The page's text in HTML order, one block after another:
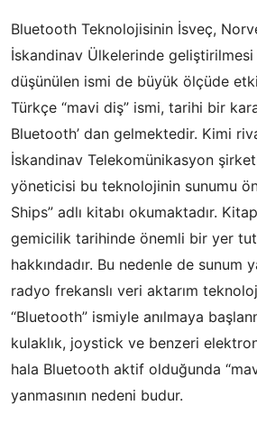
Bluetooth Teknolojisinin İsveç,
İskandinav Ülkelerinde
düşünülen ismi de büyük ölçüde
Türkçe “mavi diş” ismi, tarihi bir
Bluetooth’ dan gelmektedir. Kimi
İskandinav Telekomünikasyon
yöneticisi bu teknolojinin sunumu
Ships” adlı kitabı okumaktadır.
gemicilik tarihinde önemli bir yer
hakkındadır. Bu nedenle de sunum
radyo frekanslı veri aktarım
“Bluetooth” ismiyle anılmaya
kulaklık, joystick ve benzeri
hala Bluetooth aktif olduğunda
yanmasının nedeni budur.